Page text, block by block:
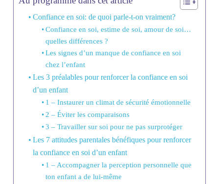
Confiance en soi: de quoi parle-t-on vraiment?
Confiance en soi, estime de soi, amour de soi…
quelles différences ?
Les signes d’un manque de confiance en soi
chez l’enfant
Les 3 préalables pour renforcer la confiance en soi
d’un enfant
1 – Instaurer un climat de sécurité émotionnelle
2 – Éviter les comparaisons
3 – Travailler sur soi pour ne pas surprotéger
Les 7 attitudes parentales bénéfiques pour renforcer
la confiance en soi d’un enfant
1 – Accompagner la perception personnelle que
ton enfant a de lui-même